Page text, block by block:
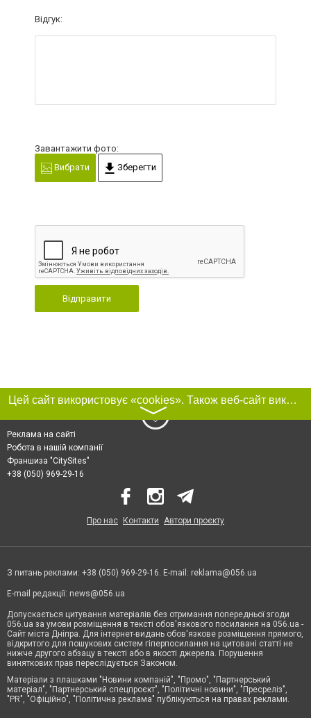
Відгук:
Завантажити фото:
Вибрати
Зберегти
Відправити
Цей сайт використовує «cookies». Також веб-сайт використовує інтернет-сервіс для збору технічних даних стосовно відвідувачів з метою отримання маркетингової та статистичної інформації. Умови обробки даних відвідувачів сайту див.
〉
Реклама на сайті
Робота в нашій компанії
Франшиза "CitySites"
+38 (050) 969-29-16
Про нас Контакти Автори проєкту
З питань реклами: +38 (050) 969-29-16. E-mail: reklama@056.ua
E-mail редакції: news@056.ua
Допускається цитування матеріалів без отримання попередньої згоди
056.ua за умови розміщення в тексті обов'язкового посилання на 056.ua -
Сайт міста Дніпра. Для інтернет-видань обов'язкове розміщення прямого,
відкритого для пошукових систем гіперпосилання на цитовані статті не
нижче другого абзацу в тексті або в якості джерела. Порушення
виняткових прав переслідується Законом.
Матеріали з плашками "Новини компаній", "Промо", "Партнерський
матеріал", "Партнерський спецпроєкт", "Політичні новини", "Пресреліз",
"PR", "Офіційно", "Політична реклама" публікуються на правах реклами.